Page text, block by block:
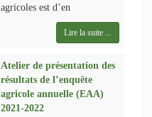
agricoles est d’en
Lire la suite ...
Atelier de présentation des
résultats de l’enquête
agricole annuelle (EAA)
2021-2022